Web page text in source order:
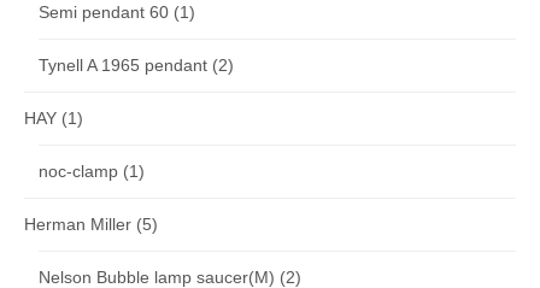
Semi pendant 60 (1)
Tynell A 1965 pendant (2)
HAY (1)
noc-clamp (1)
Herman Miller (5)
Nelson Bubble lamp saucer(M) (2)